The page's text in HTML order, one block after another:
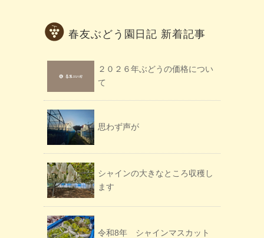
春友ぶどう園日記 新着記事
２０２６年ぶどうの価格につい
て
思わず声が
シャインの大きなところ収穫し
ます
令和8年 シャインマスカット